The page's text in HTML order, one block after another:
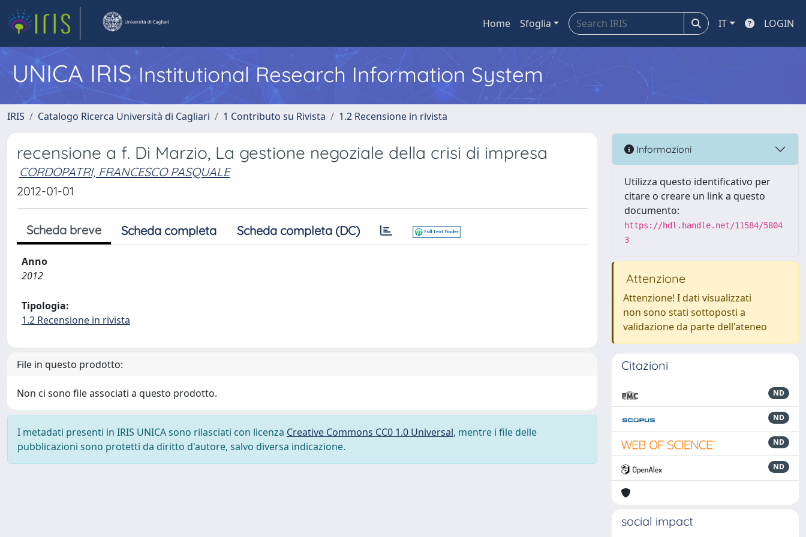
Home Sfoglia IT LOGIN
UNICA IRISInstitutional Research Information System
IRIS Catalogo Ricerca Università di Cagliari 1 Contributo su Rivista 1.2 Recensione in rivista
recensione a f. Di Marzio, La gestione negoziale della crisi di impresa
CORDOPATRI, FRANCESCO PASQUALE
2012-01-01
Scheda breve Scheda completa Scheda completa (DC)
Anno
2012
Tipologia:
1.2 Recensione in rivista
File in questo prodotto:
Non ci sono file associati a questo prodotto.
I metadati presenti in IRIS UNICA sono rilasciati con licenza Creative Commons CC0 1.0 Universal, mentre i file delle
pubblicazioni sono protetti da diritto d'autore, salvo diversa indicazione.
Informazioni
Utilizza questo identificativo per
citare o creare un link a questo
documento:
https://hdl.handle.net/11584/5804
3
Attenzione
Attenzione! I dati visualizzati
non sono stati sottoposti a
validazione da parte dell'ateneo
Citazioni
ND
ND
ND
ND
social impact